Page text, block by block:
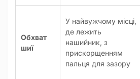
Обхват
шиї
У найвужчому місці,
де лежить
нашийник, з
прискорщенням
пальця для зазору